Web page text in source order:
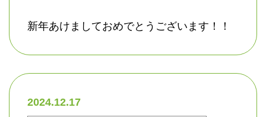
新年あけましておめでとうございます！！
2024.12.17